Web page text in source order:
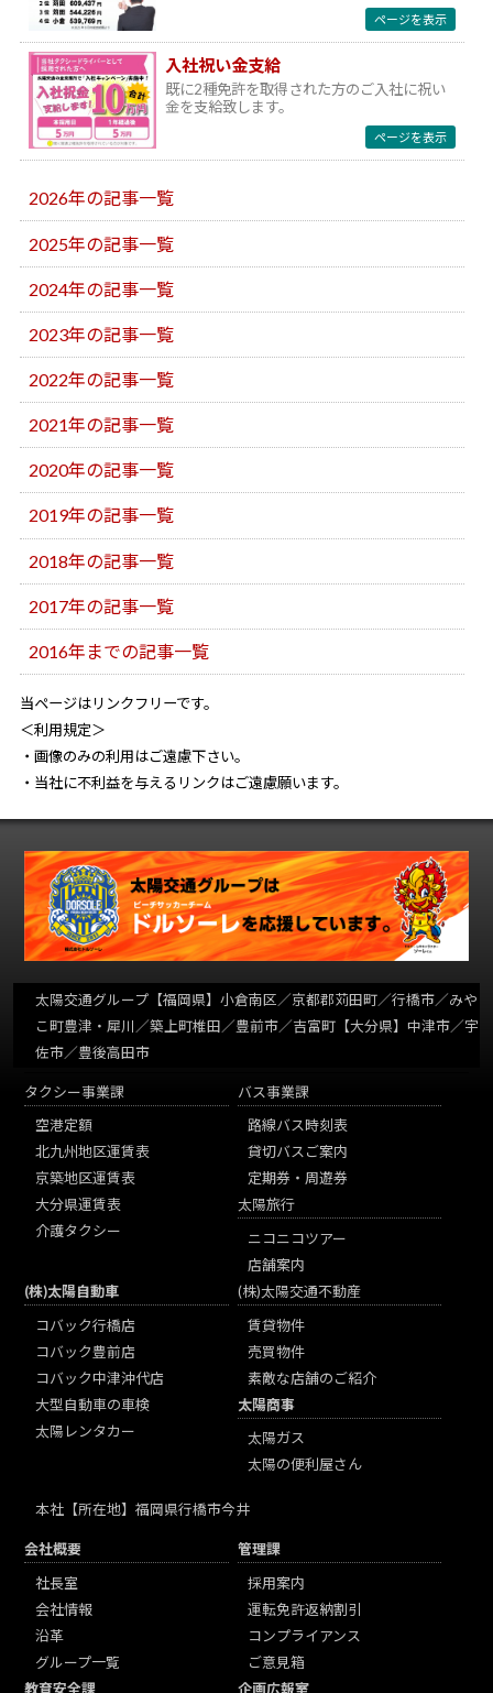
ページを表示
入社祝い金支給
既に2種免許を取得された方のご入社に祝い
金を支給致します。
ページを表示
2026年の記事一覧
2025年の記事一覧
2024年の記事一覧
2023年の記事一覧
2022年の記事一覧
2021年の記事一覧
2020年の記事一覧
2019年の記事一覧
2018年の記事一覧
2017年の記事一覧
2016年までの記事一覧
当ページはリンクフリーです。
＜利用規定＞
・画像のみの利用はご遠慮下さい。
・当社に不利益を与えるリンクはご遠慮願います。
太陽交通グループ 【福岡県】小倉南区／京都郡苅田町／行橋市／みや
こ町豊津・犀川／築上町椎田／豊前市／吉富町【大分県】中津市／宇
佐市／豊後高田市
タクシー事業課
空港定額
北九州地区運賃表
京築地区運賃表
大分県運賃表
介護タクシー
バス事業課
路線バス時刻表
貸切バスご案内
定期券・周遊券
太陽旅行
ニコニコツアー
店舗案内
(株)太陽自動車
コバック行橋店
コバック豊前店
コバック中津沖代店
大型自動車の車検
太陽レンタカー
(株)太陽交通不動産
賃貸物件
売買物件
素敵な店舗のご紹介
太陽商事
太陽ガス
太陽の便利屋さん
本社 【所在地】福岡県行橋市今井
会社概要
社長室
会社情報
沿革
グループ一覧
管理課
採用案内
運転免許返納割引
コンプライアンス
ご意見箱
教育安全課
企画広報室